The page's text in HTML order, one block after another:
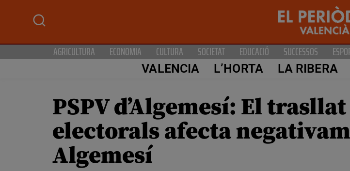
AGRICULTURA ECONOMIA CULTURA SOCIETAT EDUCACIÓ SUCCESSOS
VALENCIA L’HORTA LA RIBERA
PSPV d’Algemesí: El
electorals afecta
Algemesí